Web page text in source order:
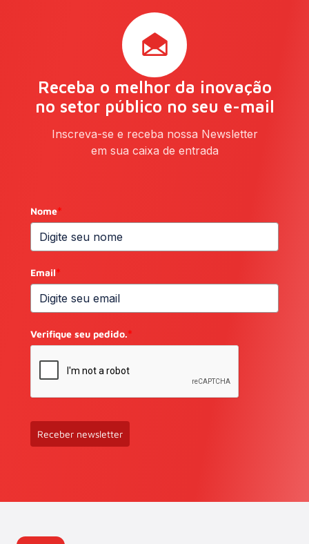
Receba o melhor da inovação
no setor público no seu e-mail
Inscreva-se e receba nossa Newsletter
em sua caixa de entrada
Nome*
Email*
Verifique seu pedido.*
Receber newsletter